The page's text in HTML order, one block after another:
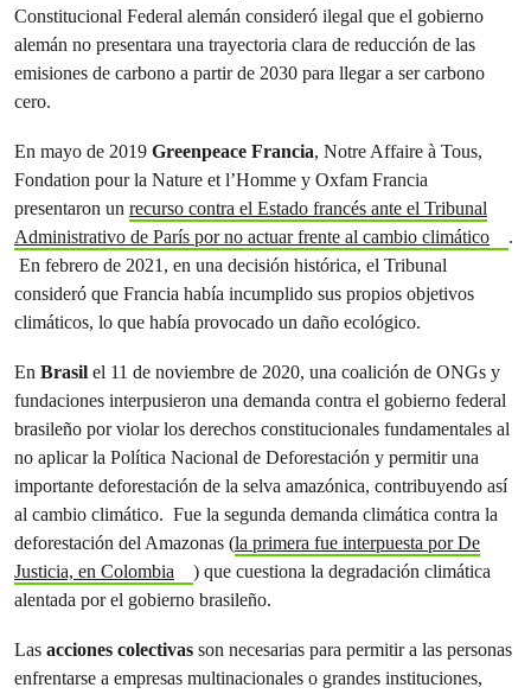
Constitucional Federal alemán consideró ilegal que el gobierno
alemán no presentara una trayectoria clara de reducción de las
emisiones de carbono a partir de 2030 para llegar a ser carbono
cero.
En mayo de 2019 Greenpeace Francia, Notre Affaire à Tous,
Fondation pour la Nature et l’Homme y Oxfam Francia
presentaron un recurso contra el Estado francés ante el Tribunal
Administrativo de París por no actuar frente al cambio climático
.
En febrero de 2021, en una decisión histórica, el Tribunal
consideró que Francia había incumplido sus propios objetivos
climáticos, lo que había provocado un daño ecológico.
En Brasil el 11 de noviembre de 2020, una coalición de ONGs y
fundaciones interpusieron una demanda contra el gobierno federal
brasileño por violar los derechos constitucionales fundamentales al
no aplicar la Política Nacional de Deforestación y permitir una
importante deforestación de la selva amazónica, contribuyendo así
al cambio climático. Fue la segunda demanda climática contra la
deforestación del Amazonas (la primera fue interpuesta por De
Justicia, en Colombia
) que cuestiona la degradación climática
alentada por el gobierno brasileño.
Las acciones colectivas son necesarias para permitir a las personas
enfrentarse a empresas multinacionales o grandes instituciones,